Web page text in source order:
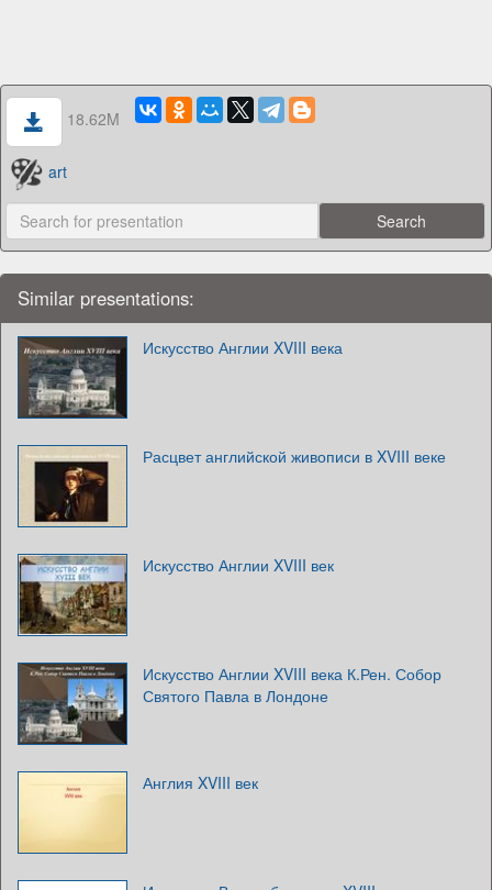
18.62M
art
Similar presentations:
Искусство Англии XVIII века
Расцвет английской живописи в XVIII веке
Искусство Англии XVIII век
Искусство Англии XVIII века К.Рен. Собор
Святого Павла в Лондоне
Англия XVIII век